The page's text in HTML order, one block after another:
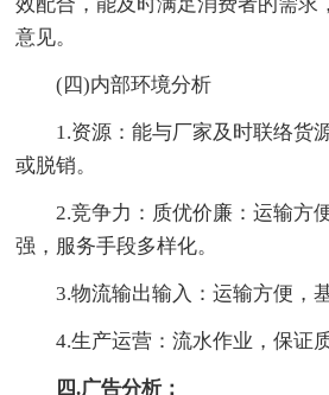
意见。
(四)内部环境分析
1.资源：能与厂家及时联络货
或脱销。
2.竞争力：质优价廉：运输方
强，服务手段多样化。
3.物流输出输入：运输方便，
4.生产运营：流水作业，保证
四.广告分析：